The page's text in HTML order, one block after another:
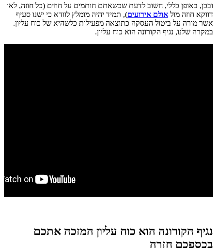
ובכן, באופן כללי, חשוב לדעת שכשאתם חותמים על חוזים (כל חוזה, לאו
דווקא חוזה מול אולם אירועים), תמיד יהיה מומלץ לוודא כי ישנו סעיף
אשר מורה על ביטול העסקה כתוצאה מפעילות כלשהיא של כוח עליון.
במקרה שלנו, נגיף הקורונה הוא כוח עליון.
נגיף הקורונה הוא כוח עליון המזכה אתכם
בכספכם חזרה